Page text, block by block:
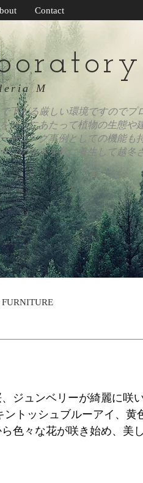
M
下がる厳しい環境ですのでプ
行うにあたって植物の生態や
デニング事例としての機能も
ブの古木を秋に養生して越冬
Contact
ジュンベリーが綺麗に咲
トッシュブルーアイ、黄
色々な花が咲き始め、美